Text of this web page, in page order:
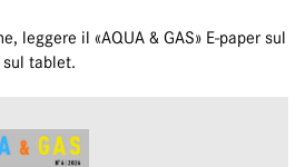
leggere il «AQUA & GAS» E-paper sul
tablet.